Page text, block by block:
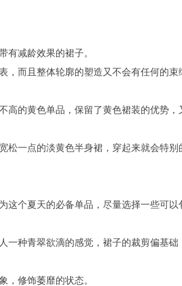
有减龄效果的裙子。
，而且整体轮廓的塑造又不会有任何的束
高的黄色单品，保留了黄色裙装的优势，
松一点的淡黄色半身裙，穿起来就会特别
这个夏天的必备单品，尽量选择一些可以
一种青翠欲滴的感觉，裙子的裁剪偏基础
，修饰萎靡的状态。